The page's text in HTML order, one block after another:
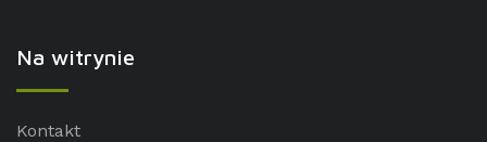
Na witrynie
Kontakt